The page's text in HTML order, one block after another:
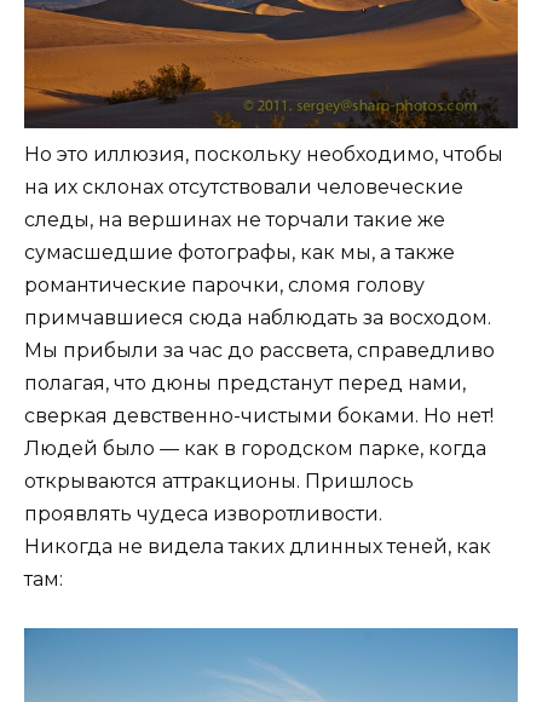
Но это иллюзия, поскольку необходимо, чтобы
на их склонах отсутствовали человеческие
следы, на вершинах не торчали такие же
сумасшедшие фотографы, как мы, а также
романтические парочки, сломя голову
примчавшиеся сюда наблюдать за восходом.
Мы прибыли за час до рассвета, справедливо
полагая, что дюны предстанут перед нами,
сверкая девственно-чистыми боками. Но нет!
Людей было — как в городском парке, когда
открываются аттракционы. Пришлось
проявлять чудеса изворотливости.
Никогда не видела таких длинных теней, как
там: